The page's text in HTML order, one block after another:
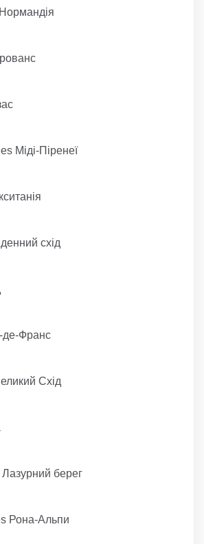
Міді-Піренеї
схід
де-Франс
Схід
берег
Рона-Альпи